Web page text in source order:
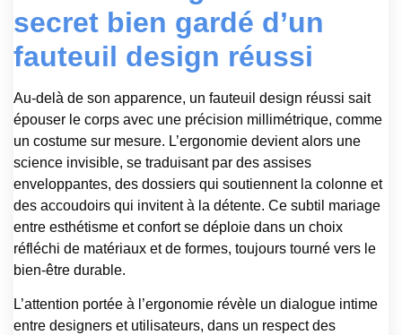
secret bien gardé d’un
fauteuil design réussi
Au-delà de son apparence, un fauteuil design réussi sait
épouser le corps avec une précision millimétrique, comme
un costume sur mesure. L’ergonomie devient alors une
science invisible, se traduisant par des assises
enveloppantes, des dossiers qui soutiennent la colonne et
des accoudoirs qui invitent à la détente. Ce subtil mariage
entre esthétisme et confort se déploie dans un choix
réfléchi de matériaux et de formes, toujours tourné vers le
bien-être durable.
L’attention portée à l’ergonomie révèle un dialogue intime
entre designers et utilisateurs, dans un respect des